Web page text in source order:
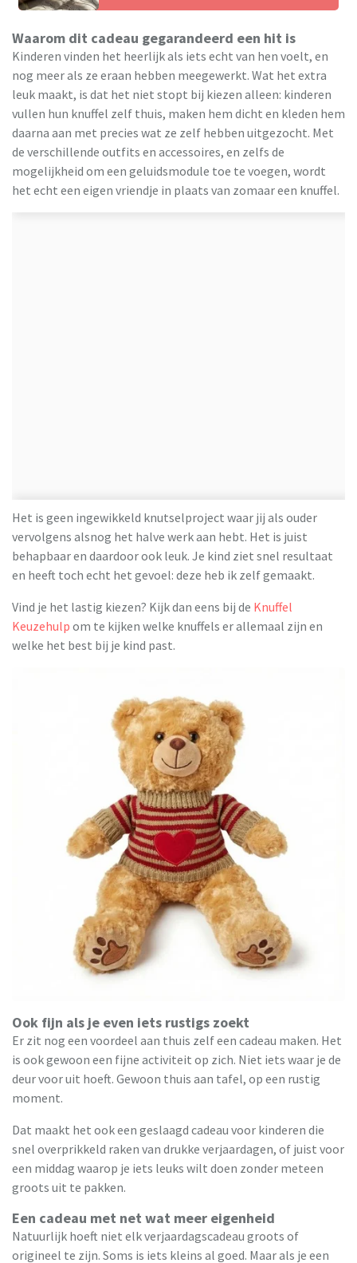
Waarom dit cadeau gegarandeerd een hit is
Kinderen vinden het heerlijk als iets echt van hen voelt, en
nog meer als ze eraan hebben meegewerkt. Wat het extra
leuk maakt, is dat het niet stopt bij kiezen alleen: kinderen
vullen hun knuffel zelf thuis, maken hem dicht en kleden hem
daarna aan met precies wat ze zelf hebben uitgezocht. Met
de verschillende outfits en accessoires, en zelfs de
mogelijkheid om een geluidsmodule toe te voegen, wordt
het echt een eigen vriendje in plaats van zomaar een knuffel.
Het is geen ingewikkeld knutselproject waar jij als ouder
vervolgens alsnog het halve werk aan hebt. Het is juist
behapbaar en daardoor ook leuk. Je kind ziet snel resultaat
en heeft toch echt het gevoel: deze heb ik zelf gemaakt.
Vind je het lastig kiezen? Kijk dan eens bij de Knuffel
Keuzehulp om te kijken welke knuffels er allemaal zijn en
welke het best bij je kind past.
Ook fijn als je even iets rustigs zoekt
Er zit nog een voordeel aan thuis zelf een cadeau maken. Het
is ook gewoon een fijne activiteit op zich. Niet iets waar je de
deur voor uit hoeft. Gewoon thuis aan tafel, op een rustig
moment.
Dat maakt het ook een geslaagd cadeau voor kinderen die
snel overprikkeld raken van drukke verjaardagen, of juist voor
een middag waarop je iets leuks wilt doen zonder meteen
groots uit te pakken.
Een cadeau met net wat meer eigenheid
Natuurlijk hoeft niet elk verjaardagscadeau groots of
origineel te zijn. Soms is iets kleins al goed. Maar als je een